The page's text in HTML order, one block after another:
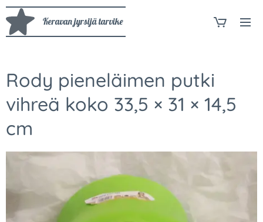
Keravan jyrsijä tarvike
Rody pieneläimen putki
vihreä koko 33,5 × 31 × 14,5
cm